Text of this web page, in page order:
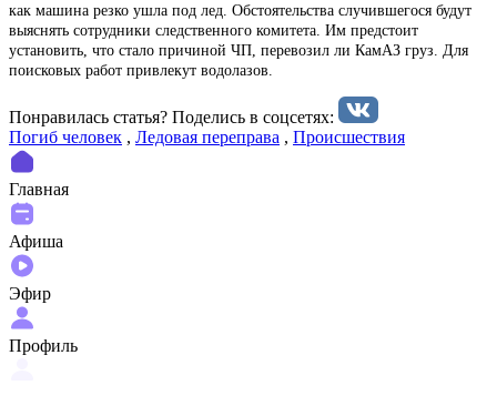
как машина резко ушла под лед. Обстоятельства случившегося будут
выяснять сотрудники следственного комитета. Им предстоит
установить, что стало причиной ЧП, перевозил ли КамАЗ груз. Для
поисковых работ привлекут водолазов.
Понравилась статья? Поделиcь в соцсетях:
Погиб человек , Ледовая переправа , Происшествия
Главная
Афиша
Эфир
Профиль